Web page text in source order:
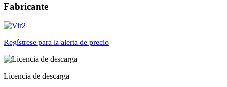
Fabricante
Regístrese para la alerta de precio
Licencia de descarga